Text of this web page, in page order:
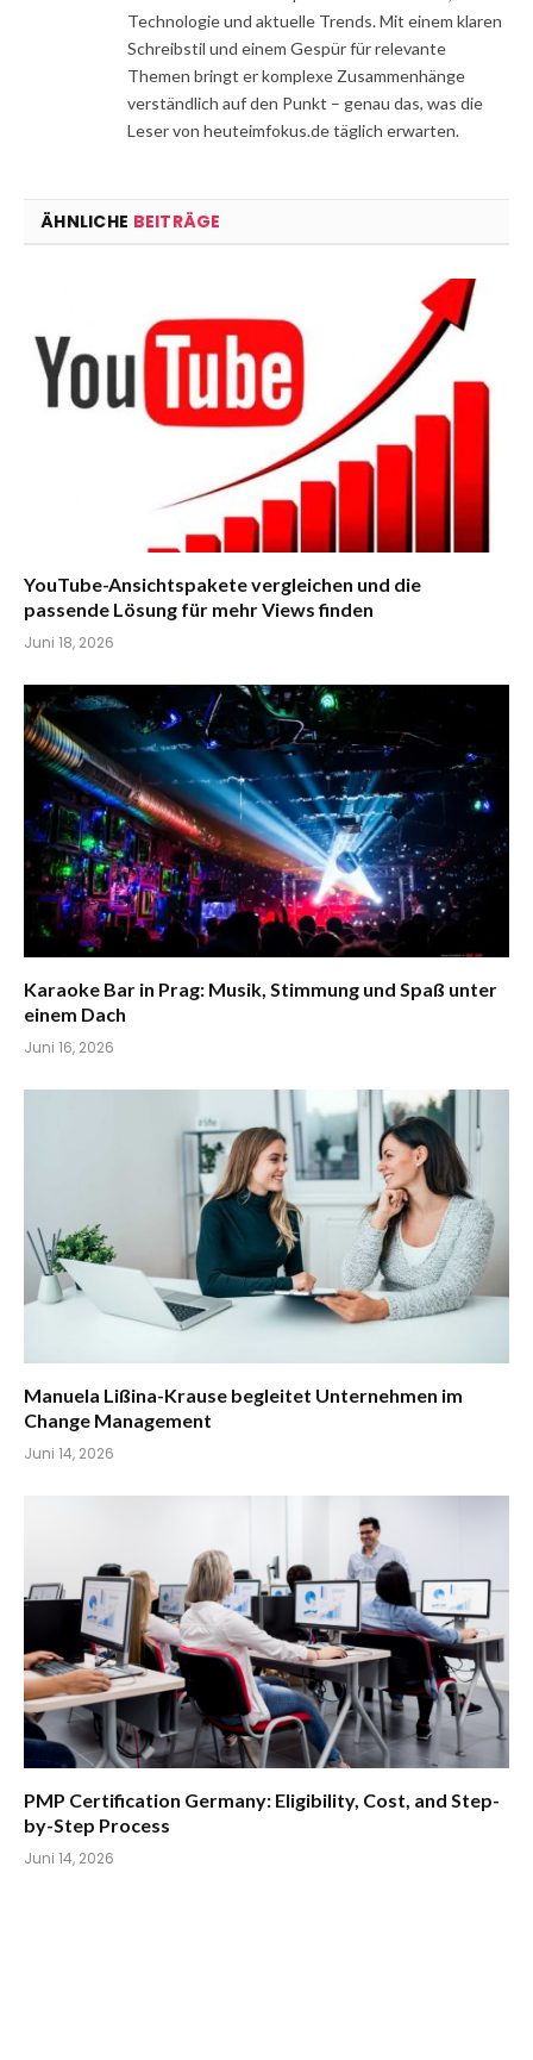
Technologie und aktuelle Trends. Mit einem klaren
Schreibstil und einem Gespür für relevante
Themen bringt er komplexe Zusammenhänge
verständlich auf den Punkt – genau das, was die
Leser von heuteimfokus.de täglich erwarten.
ÄHNLICHE BEITRÄGE
YouTube-Ansichtspakete vergleichen und die
passende Lösung für mehr Views finden
Juni 18, 2026
Karaoke Bar in Prag: Musik, Stimmung und Spaß unter
einem Dach
Juni 16, 2026
Manuela Lißina-Krause begleitet Unternehmen im
Change Management
Juni 14, 2026
PMP Certification Germany: Eligibility, Cost, and Step-
by-Step Process
Juni 14, 2026